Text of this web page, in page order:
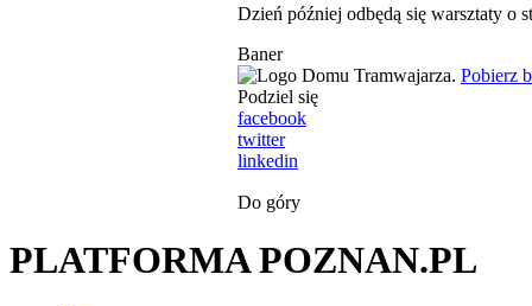
Dzień później odbędą się warsztaty o
Baner
Pobierz
Podziel się
facebook
twitter
linkedin
Do góry
PLATFORMA POZNAN.PL